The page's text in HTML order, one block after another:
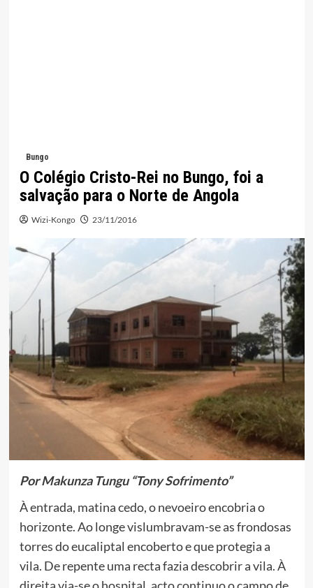
Bungo
O Colégio Cristo-Rei no Bungo, foi a
salvação para o Norte de Angola
Wizi-Kongo 23/11/2016
Por Makunza Tungu “Tony Sofrimento”
À entrada, matina cedo, o nevoeiro encobria o
horizonte. Ao longe vislumbravam-se as frondosas
torres do eucaliptal encoberto e que protegia a
vila. De repente uma recta fazia descobrir a vila. À
direita via-se o hospital, acto continuo o campo de